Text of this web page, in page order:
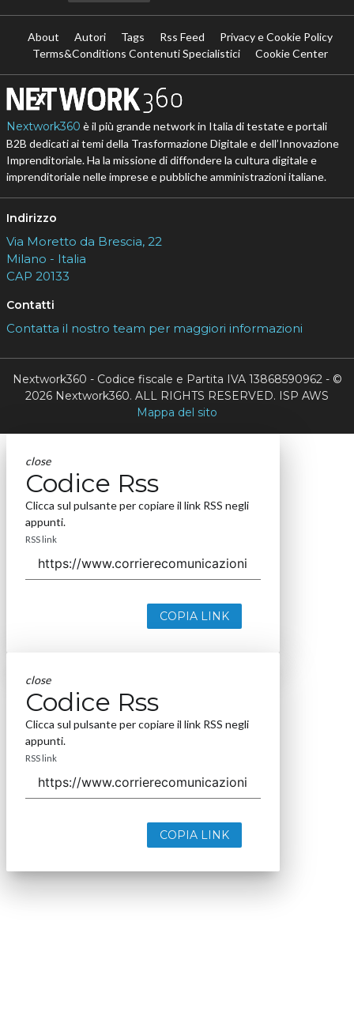
About Autori Tags Rss Feed
Privacy e Cookie Policy
Terms&Conditions Contenuti Specialistici
Cookie Center
Nextwork360 è il più grande network in Italia di testate e portali
B2B dedicati ai temi della Trasformazione Digitale e dell’Innovazione
Imprenditoriale. Ha la missione di diffondere la cultura digitale e
imprenditoriale nelle imprese e pubbliche amministrazioni italiane.
Indirizzo
Via Moretto da Brescia, 22
Milano - Italia
CAP 20133
Contatti
Contatta il nostro team per maggiori informazioni
Nextwork360 - Codice fiscale e Partita IVA 13868590962 - ©
2026 Nextwork360. ALL RIGHTS RESERVED. ISP AWS
Mappa del sito
close
Codice Rss
Clicca sul pulsante per copiare il link RSS negli
appunti.
RSS link
COPIA LINK
close
Codice Rss
Clicca sul pulsante per copiare il link RSS negli
appunti.
RSS link
COPIA LINK